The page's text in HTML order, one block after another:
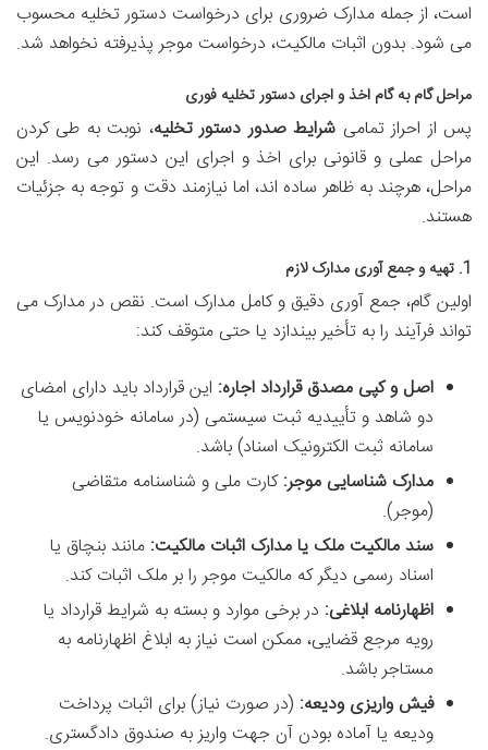
است، از جمله مدارک ضروری برای درخواست دستور تخلیه محسوب
می شود. بدون اثبات مالکیت، درخواست موجر پذیرفته نخواهد شد.
مراحل گام به گام اخذ و اجرای دستور تخلیه فوری
پس از احراز تمامی شرایط صدور دستور تخلیه، نوبت به طی کردن
مراحل عملی و قانونی برای اخذ و اجرای این دستور می رسد. این
مراحل، هرچند به ظاهر ساده اند، اما نیازمند دقت و توجه به جزئیات
هستند.
1. تهیه و جمع آوری مدارک لازم
اولین گام، جمع آوری دقیق و کامل مدارک است. نقص در مدارک می
تواند فرآیند را به تأخیر بیندازد یا حتی متوقف کند:
اصل و کپی مصدق قرارداد اجاره: این قرارداد باید دارای امضای
دو شاهد و تأییدیه ثبت سیستمی (در سامانه خودنویس یا
سامانه ثبت الکترونیک اسناد) باشد.
مدارک شناسایی موجر:کارت ملی و شناسنامه متقاضی
(موجر).
سند مالکیت ملک یا مدارک اثبات مالکیت: مانند بنچاق یا
اسناد رسمی دیگر که مالکیت موجر را بر ملک اثبات کند.
اظهارنامه ابلاغی: در برخی موارد و بسته به شرایط قرارداد یا
رویه مرجع قضایی، ممکن است نیاز به ابلاغ اظهارنامه به
مستاجر باشد.
فیش واریزی ودیعه: (در صورت نیاز) برای اثبات پرداخت
ودیعه یا آماده بودن آن جهت واریز به صندوق دادگستری.